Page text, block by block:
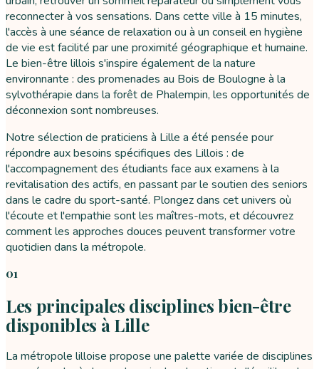
reconnecter à vos sensations. Dans cette ville à 15 minutes,
l'accès à une séance de relaxation ou à un conseil en hygiène
de vie est facilité par une proximité géographique et humaine.
Le bien-être lillois s'inspire également de la nature
environnante : des promenades au Bois de Boulogne à la
sylvothérapie dans la forêt de Phalempin, les opportunités de
déconnexion sont nombreuses.
Notre sélection de praticiens à Lille a été pensée pour
répondre aux besoins spécifiques des Lillois : de
l'accompagnement des étudiants face aux examens à la
revitalisation des actifs, en passant par le soutien des seniors
dans le cadre du sport-santé. Plongez dans cet univers où
l'écoute et l'empathie sont les maîtres-mots, et découvrez
comment les approches douces peuvent transformer votre
quotidien dans la métropole.
01
Les principales disciplines bien-être
disponibles à Lille
La métropole lilloise propose une palette variée de disciplines